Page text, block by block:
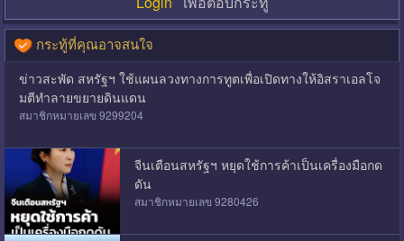
กระทู้ที่คุณอาจสนใจ
ข่าวสะพัด สหรัฐฯ ใช้แผนลวงทางการทูตเพื่อเปิดทางให้อิสราเอลโจ
มตีทำลายขยายดินแดน
สมาชิกหมายเลข 9299204
จีนเตือนสหรัฐฯ หยุดใช้การค้าเป็นเครื่องมือกด
ดัน
สมาชิกหมายเลข 9280426